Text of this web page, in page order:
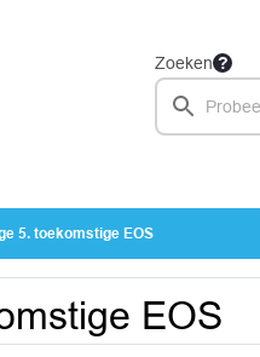
Zoeken
5. toekomstige EOS
EOS